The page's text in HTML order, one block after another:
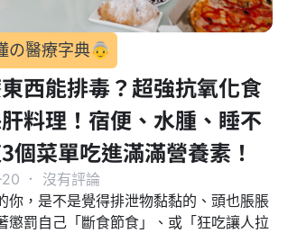
の醫療字典👵
西能排毒？超強抗氧化食
料理！宿便、水腫、睡不
個菜單吃進滿滿營養素！
．
沒有評論
你，是不是覺得排泄物黏黏的、頭也脹脹
懲罰自己「斷食節食」、或「狂吃讓人拉